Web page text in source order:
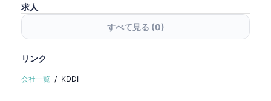
求人
すべて見る (0)
リンク
会社一覧 / KDDI